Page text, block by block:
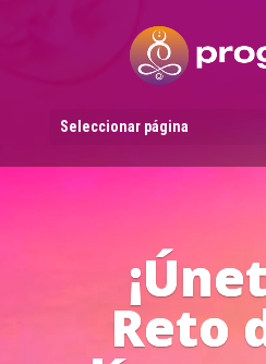
Seleccionar página